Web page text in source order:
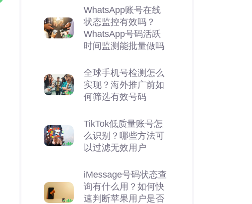
WhatsApp账号在线
状态监控有效吗？
WhatsApp号码活跃
时间监测能批量做吗
全球手机号检测怎么
实现？海外推广前如
何筛选有效号码
TikTok低质量账号怎
么识别？哪些方法可
以过滤无效用户
iMessage号码状态查
询有什么用？如何快
速判断苹果用户是否